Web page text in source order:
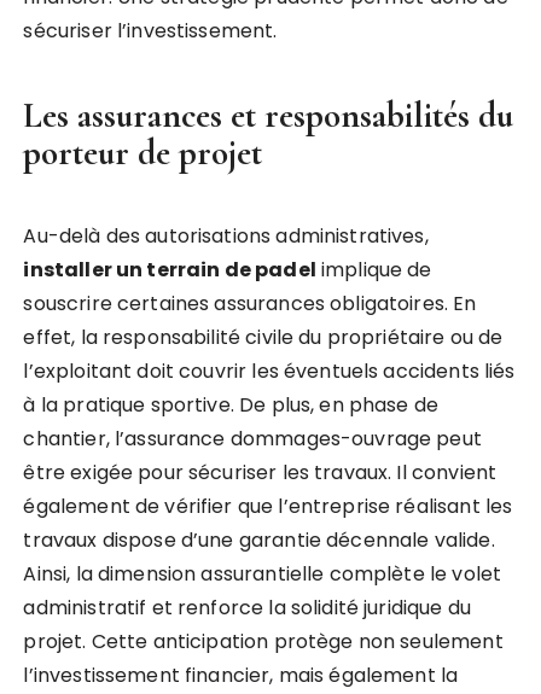
sécuriser l’investissement.
Les assurances et responsabilités du
porteur de projet
Au-delà des autorisations administratives,
installer un terrain de padel implique de
souscrire certaines assurances obligatoires. En
effet, la responsabilité civile du propriétaire ou de
l’exploitant doit couvrir les éventuels accidents liés
à la pratique sportive. De plus, en phase de
chantier, l’assurance dommages-ouvrage peut
être exigée pour sécuriser les travaux. Il convient
également de vérifier que l’entreprise réalisant les
travaux dispose d’une garantie décennale valide.
Ainsi, la dimension assurantielle complète le volet
administratif et renforce la solidité juridique du
projet. Cette anticipation protège non seulement
l’investissement financier, mais également la